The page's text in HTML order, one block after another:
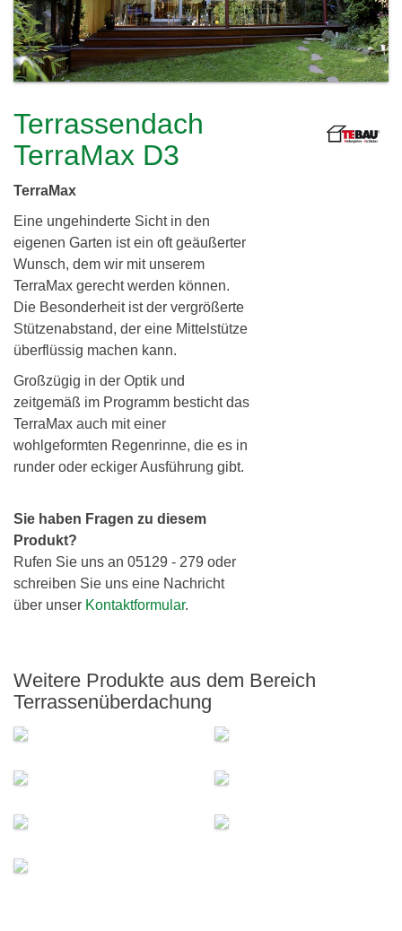
c
h
i
e
r
d
i
n
g
G
b
R
h
l
e
r
iTerrassendach
TerraMax D3
TerraMax
Eine ungehinderte Sicht in den
eigenen Garten ist ein oft geäußerter
Wunsch, dem wir mit unserem
TerraMax gerecht werden können.
Die Besonderheit ist der vergrößerte
Stützenabstand, der eine Mittelstütze
überflüssig machen kann.
Großzügig in der Optik und
zeitgemäß im Programm besticht das
TerraMax auch mit einer
wohlgeformten Regenrinne, die es in
runder oder eckiger Ausführung gibt.
Sie haben Fragen zu diesem
Produkt?
Rufen Sie uns an 05129 - 279 oder
schreiben Sie uns eine Nachricht
über unser Kontaktformular.
Weitere Produkte aus dem Bereich
Terrassenüberdachung